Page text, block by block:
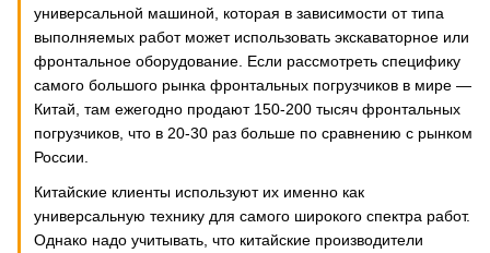
универсальной машиной, которая в зависимости от типа
выполняемых работ может использовать экскаваторное или
фронтальное оборудование. Если рассмотреть специфику
самого большого рынка фронтальных погрузчиков в мире —
Китай, там ежегодно продают 150-200 тысяч фронтальных
погрузчиков, что в 20-30 раз больше по сравнению с рынком
России.
Китайские клиенты используют их именно как
универсальную технику для самого широкого спектра работ.
Однако надо учитывать, что китайские производители